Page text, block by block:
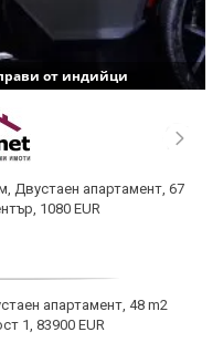
от индийци
Двустаен апартамент, 67
1080 EUR
апартамент, 48 m2
1, 83900 EUR